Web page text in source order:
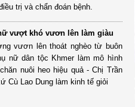
trị và chẩn đoán bệnh.
vượt khó vươn lên làm giàu
vươn lên thoát nghèo từ buôn
nữ dân tộc Khmer làm mô hình
nuôi heo hiệu quả - Chị Trần
Cù Lao Dung làm kinh tế giỏi